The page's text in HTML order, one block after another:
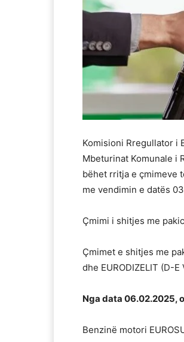
Komisioni Rregullator i
Mbeturinat Komunale i
bëhet rritja e çmimeve
me vendimin e datës
Çmimi i shitjes me
Çmimet e shitjes me
dhe EURODIZELIT (D-
Nga data 06.02.2025,
Benzinë motori